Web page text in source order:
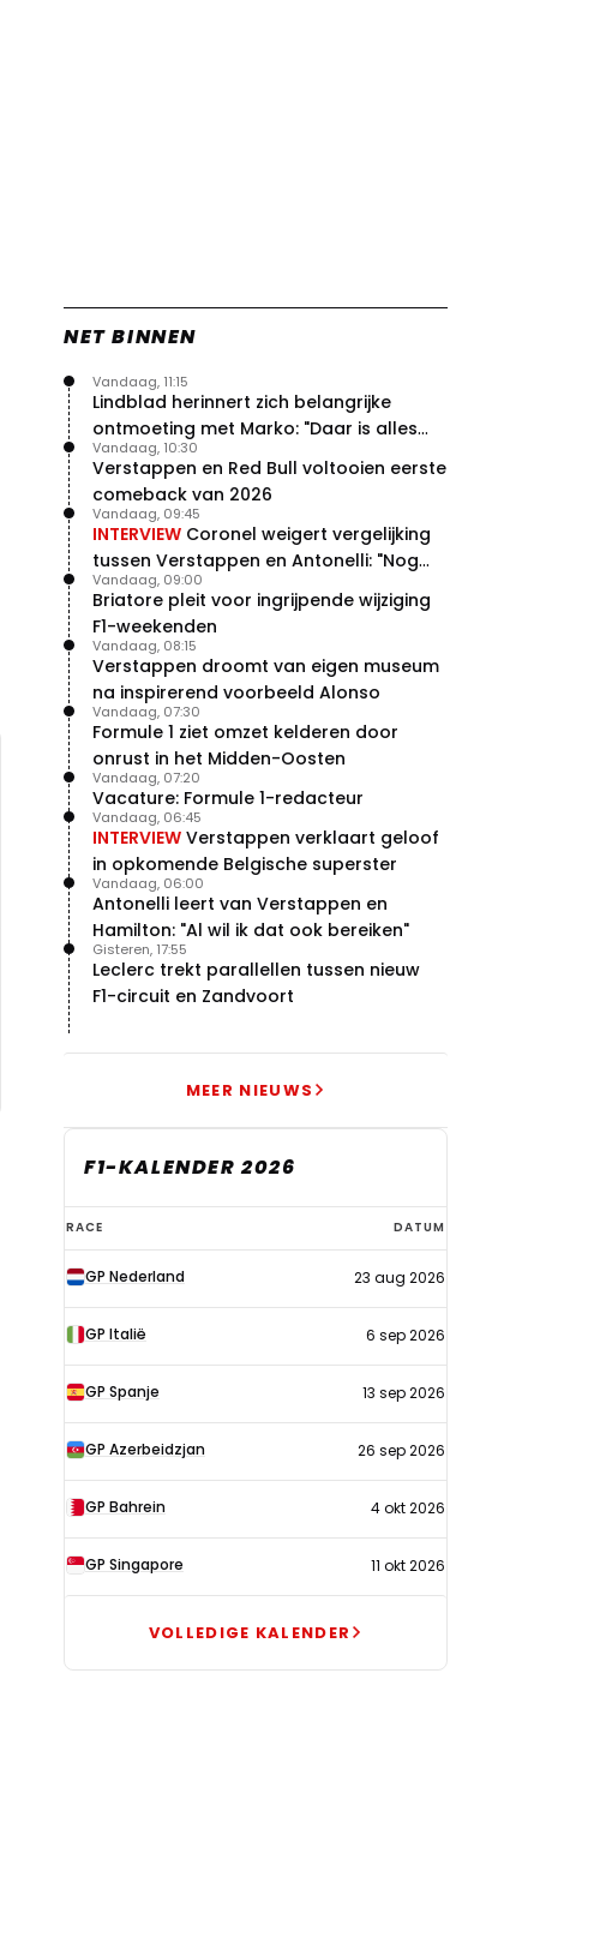
NET BINNEN
Lindblad herinnert zich belangrijke
ontmoeting met Marko: "Daar is alles
echt begonnen"
Vandaag, 11:15
Verstappen en Red Bull voltooien eerste
comeback van 2026
Vandaag, 10:30
INTERVIEW Coronel weigert vergelijking
tussen Verstappen en Antonelli: "Nog
niet dat niveau"
Vandaag, 09:45
Briatore pleit voor ingrijpende wijziging
F1-weekenden
Vandaag, 09:00
Verstappen droomt van eigen museum
na inspirerend voorbeeld Alonso
Vandaag, 08:15
Formule 1 ziet omzet kelderen door
onrust in het Midden-Oosten
Vandaag, 07:30
Vacature: Formule 1-redacteur
Vandaag, 07:20
INTERVIEW Verstappen verklaart geloof
in opkomende Belgische superster
Vandaag, 06:45
Antonelli leert van Verstappen en
Hamilton: "Al wil ik dat ook bereiken"
Vandaag, 06:00
Leclerc trekt parallellen tussen nieuw
F1-circuit en Zandvoort
Gisteren, 17:55
MEER NIEUWS
F1-KALENDER 2026
F1-
kalender
2026
RACE DATUM
GP Nederland 23 aug 2026
GP Italië 6 sep 2026
GP Spanje 13 sep 2026
GP Azerbeidzjan 26 sep 2026
GP Bahrein 4 okt 2026
GP Singapore 11 okt 2026
VOLLEDIGE KALENDER